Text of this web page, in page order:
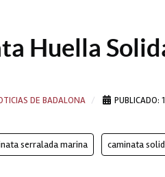
Huella
DE BADALONA PUBLICADO:
serralada marina caminata